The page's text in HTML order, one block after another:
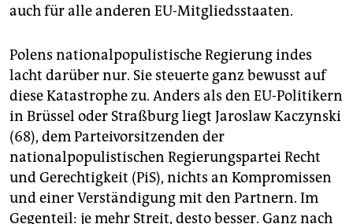
auch für alle anderen EU-Mitgliedsstaaten.
Polens nationalpopulistische Regierung indes
lacht darüber nur. Sie steuerte ganz bewusst auf
diese Katastrophe zu. Anders als den EU-Politikern
in Brüssel oder Straßburg liegt Jaroslaw Kaczynski
(68), dem Parteivorsitzenden der
nationalpopulistischen Regierungspartei Recht
und Gerechtigkeit (PiS), nichts an Kompromissen
und einer Verständigung mit den Partnern. Im
Gegenteil: je mehr Streit, desto besser. Ganz nach